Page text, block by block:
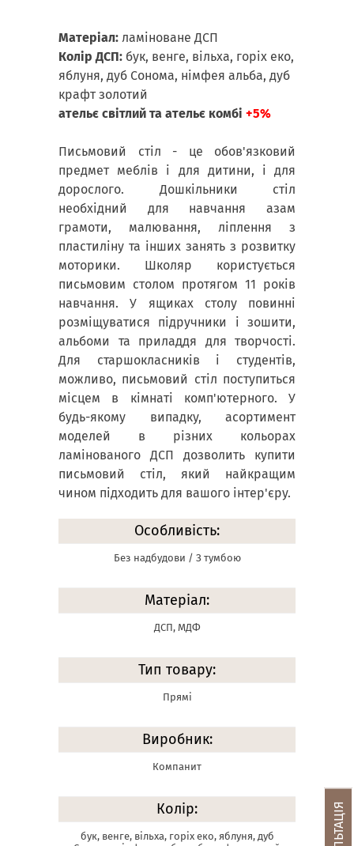
Матеріал: ламіноване ДСП
Колір ДСП: бук, венге, вільха, горіх еко,
яблуня, дуб Сонома, німфея альба, дуб
крафт золотий
ательє світлий та ательє комбі +5%
Письмовий стіл - це обов'язковий
предмет меблів і для дитини, і для
дорослого. Дошкільники стіл
необхідний для навчання азам
грамоти, малювання, ліплення з
пластиліну та інших занять з розвитку
моторики. Школяр користується
письмовим столом протягом 11 років
навчання. У ящиках столу повинні
розміщуватися підручники і зошити,
альбоми та приладдя для творчості.
Для старшокласників і студентів,
можливо, письмовий стіл поступиться
місцем в кімнаті комп'ютерного. У
будь-якому випадку, асортимент
моделей в різних кольорах
ламінованого ДСП дозволить купити
письмовий стіл, який найкращим
чином підходить для вашого інтер'єру.
Особливість:
Без надбудови / З тумбою
Матеріал:
ДСП, МДФ
Тип товару:
Прямі
Виробник:
Компанит
Колір:
бук, венге, вільха, горіх еко, яблуня, дуб